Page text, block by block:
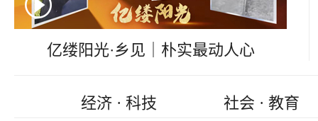
亿缕阳光·乡见｜朴实最动人心
经济 · 科技 社会 · 教育